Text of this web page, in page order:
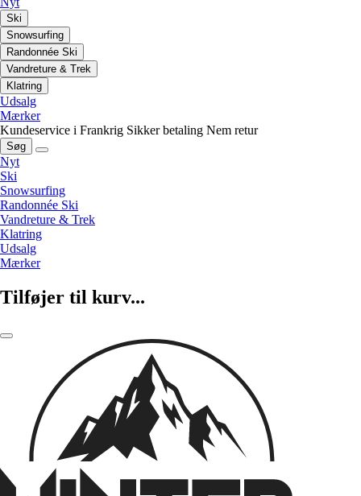
Ski
Snowsurfing
Randonnée Ski
Vandreture & Trek
Klatring
Udsalg
Mærker
Kundeservice i Frankrig Sikker betaling Nem retur
Søg
Nyt
Ski
Snowsurfing
Randonnée Ski
Vandreture & Trek
Klatring
Udsalg
Mærker
Tilføjer til kurv...